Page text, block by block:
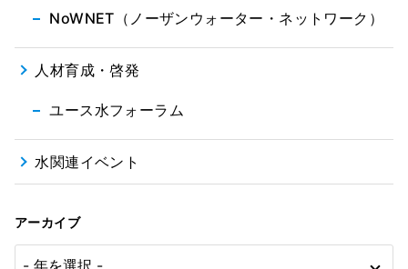
NoWNET（ノーザンウォーター・ネットワーク）
人材育成・啓発
ユース水フォーラム
水関連イベント
アーカイブ